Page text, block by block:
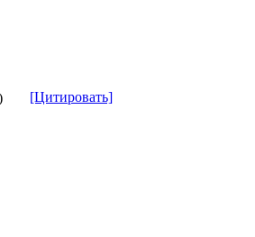
[Цитировать]